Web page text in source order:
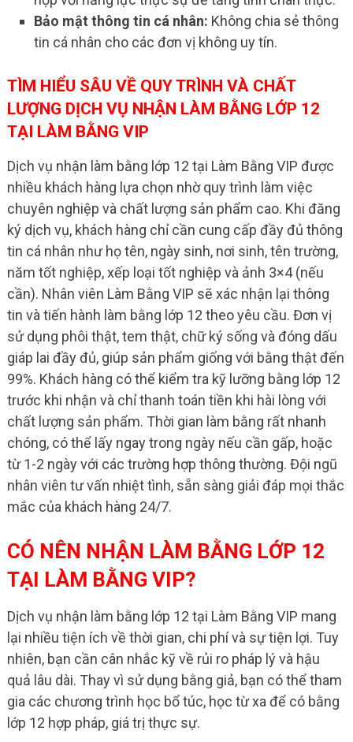
Bảo mật thông tin cá nhân: Không chia sẻ thông
tin cá nhân cho các đơn vị không uy tín.
TÌM HIỂU SÂU VỀ QUY TRÌNH VÀ CHẤT
LƯỢNG DỊCH VỤ NHẬN LÀM BẰNG LỚP 12
TẠI LÀM BẰNG VIP
Dịch vụ nhận làm bằng lớp 12 tại Làm Bằng VIP được
nhiều khách hàng lựa chọn nhờ quy trình làm việc
chuyên nghiệp và chất lượng sản phẩm cao. Khi đăng
ký dịch vụ, khách hàng chỉ cần cung cấp đầy đủ thông
tin cá nhân như họ tên, ngày sinh, nơi sinh, tên trường,
năm tốt nghiệp, xếp loại tốt nghiệp và ảnh 3×4 (nếu
cần). Nhân viên Làm Bằng VIP sẽ xác nhận lại thông
tin và tiến hành làm bằng lớp 12 theo yêu cầu. Đơn vị
sử dụng phôi thật, tem thật, chữ ký sống và đóng dấu
giáp lai đầy đủ, giúp sản phẩm giống với bằng thật đến
99%. Khách hàng có thể kiểm tra kỹ lưỡng bằng lớp 12
trước khi nhận và chỉ thanh toán tiền khi hài lòng với
chất lượng sản phẩm. Thời gian làm bằng rất nhanh
chóng, có thể lấy ngay trong ngày nếu cần gấp, hoặc
từ 1-2 ngày với các trường hợp thông thường. Đội ngũ
nhân viên tư vấn nhiệt tình, sẵn sàng giải đáp mọi thắc
mắc của khách hàng 24/7.
CÓ NÊN NHẬN LÀM BẰNG LỚP 12
TẠI LÀM BẰNG VIP?
Dịch vụ nhận làm bằng lớp 12 tại Làm Bằng VIP mang
lại nhiều tiện ích về thời gian, chi phí và sự tiện lợi. Tuy
nhiên, bạn cần cân nhắc kỹ về rủi ro pháp lý và hậu
quả lâu dài. Thay vì sử dụng bằng giả, bạn có thể tham
gia các chương trình học bổ túc, học từ xa để có bằng
lớp 12 hợp pháp, giá trị thực sự.